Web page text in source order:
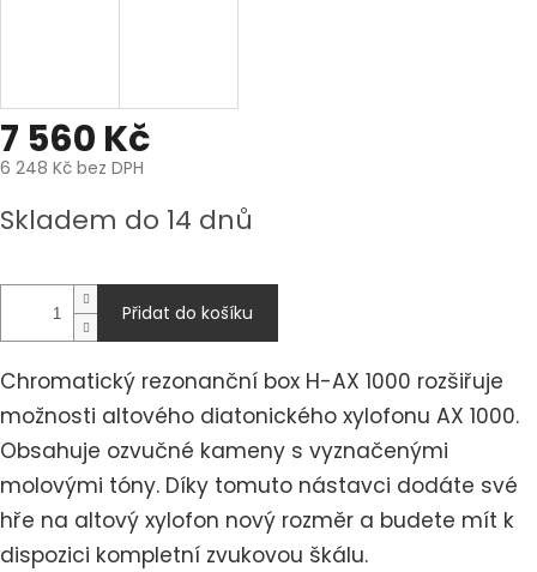
7 560 Kč
6 248 Kč bez DPH
cena:
Skladem do 14 dnů
Přidat do košíku
Chromatický rezonanční box H-AX 1000 rozšiřuje
možnosti altového diatonického xylofonu AX 1000.
Obsahuje ozvučné kameny s vyznačenými
molovými tóny. Díky tomuto nástavci dodáte své
hře na altový xylofon nový rozměr a budete mít k
dispozici kompletní zvukovou škálu.